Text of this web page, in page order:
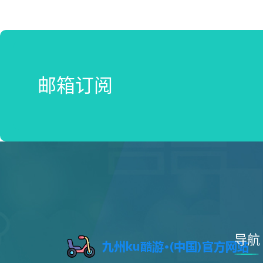
邮箱订阅
导航